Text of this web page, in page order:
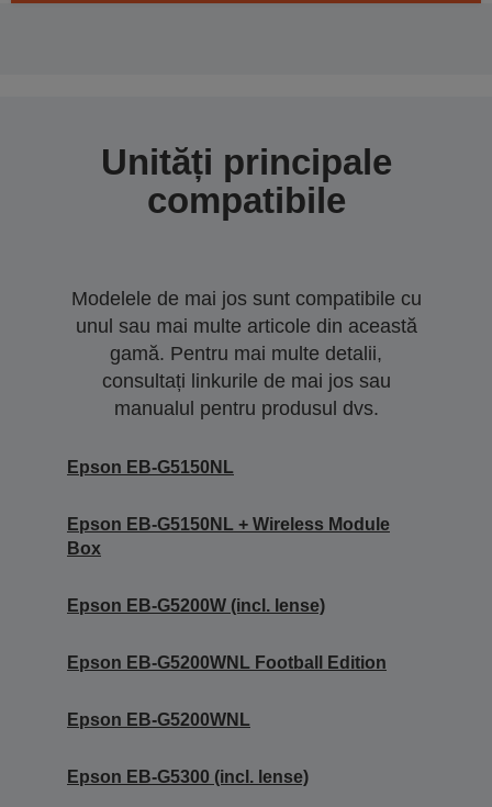
Unități principale
compatibile
Modelele de mai jos sunt compatibile cu
unul sau mai multe articole din această
gamă. Pentru mai multe detalii,
consultați linkurile de mai jos sau
manualul pentru produsul dvs.
Epson EB-G5150NL
Epson EB-G5150NL + Wireless Module
Box
Epson EB-G5200W (incl. lense)
Epson EB-G5200WNL Football Edition
Epson EB-G5200WNL
Epson EB-G5300 (incl. lense)